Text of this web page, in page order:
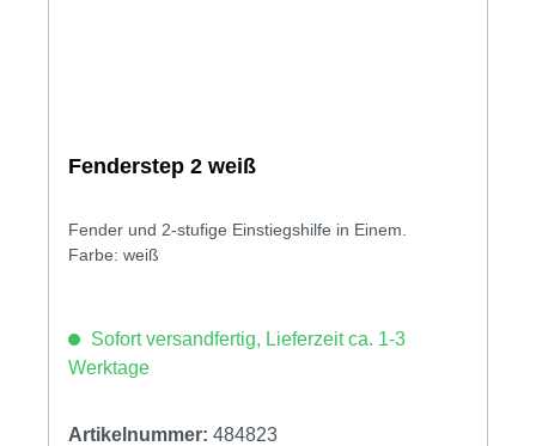
Fenderstep 2 weiß
Fender und 2-stufige Einstiegshilfe in Einem.
Farbe: weiß
Sofort versandfertig, Lieferzeit ca. 1-3
Werktage
Artikelnummer: 484823